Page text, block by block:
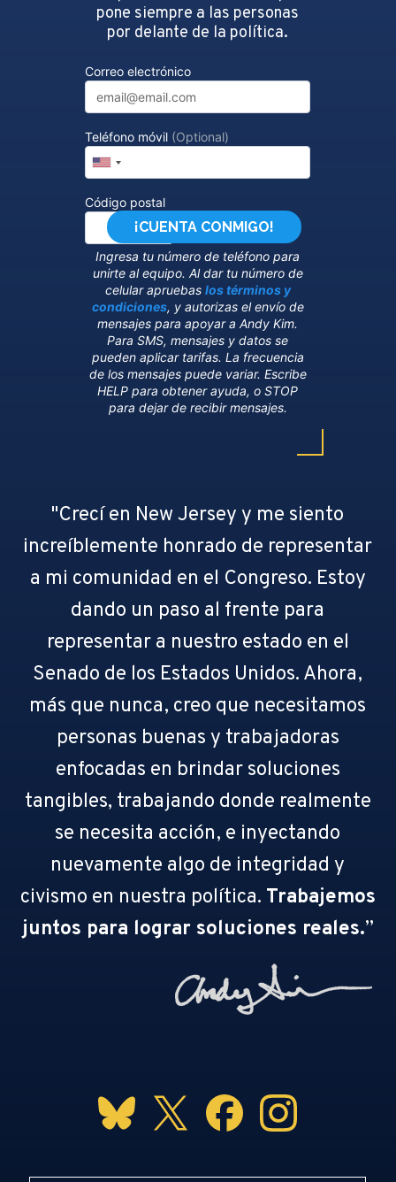
"Crecí en New Jersey y me siento
increíblemente honrado de representar
a mi comunidad en el Congreso. Estoy
dando un paso al frente para
representar a nuestro estado en el
Senado de los Estados Unidos. Ahora,
más que nunca, creo que necesitamos
personas buenas y trabajadoras
enfocadas en brindar soluciones
tangibles, trabajando donde realmente
se necesita acción, e inyectando
nuevamente algo de integridad y
civismo en nuestra política. Trabajemos
juntos para lograr soluciones reales.”
pone siempre a las personas
por delante de la política.
Código postal
Correo electrónico
Teléfono móvil (Optional)
Ingresa tu número de teléfono para
unirte al equipo. Al dar tu número de
celular apruebas los términos y
condiciones, y autorizas el envío de
mensajes para apoyar a Andy Kim.
Para SMS, mensajes y datos se
pueden aplicar tarifas. La frecuencia
de los mensajes puede variar. Escribe
HELP para obtener ayuda, o STOP
para dejar de recibir mensajes.